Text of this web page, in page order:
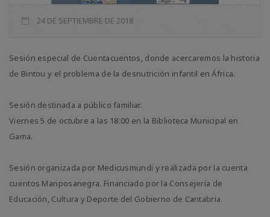
24 DE SEPTIEMBRE DE 2018
Sesión especial de Cuentacuentos, donde acercaremos la historia
de Bintou y el problema de la desnutrición infantil en África.
Sesión destinada a público familiar.
Viernes 5 de octubre a las 18:00 en la Biblioteca Municipal en
Gama.
Sesión organizada por Medicusmundi y realizada por la cuenta
cuentos Mariposanegra. Financiado por la Consejería de
Educación, Cultura y Deporte del Gobierno de Cantabria.